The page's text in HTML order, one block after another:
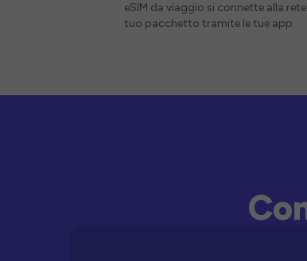
eSIM da viaggio si connette alla
tuo pacchetto tramite le tue app.